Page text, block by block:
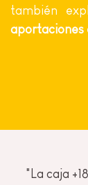
también
aportaciones
"La caja